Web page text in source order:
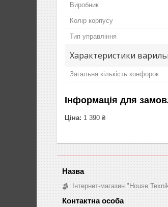
Виробник
Колір корпусу
Тип управління
Характеристики
Загальна кількість конфорок
Інформація для
Ціна: 1 390 ₴
Інтернет-магазин "House